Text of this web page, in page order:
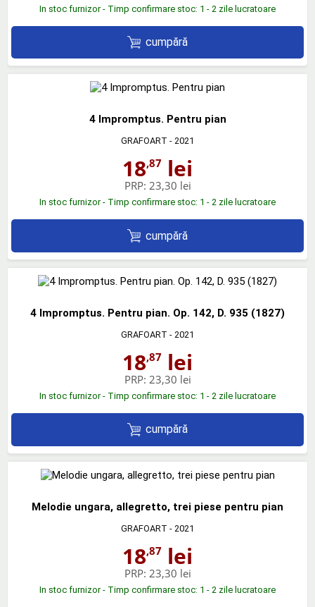
In stoc furnizor - Timp confirmare stoc: 1 - 2 zile lucratoare
cumpără
4 Impromptus. Pentru pian
GRAFOART - 2021
18,87 lei
PRP: 23,30 lei
In stoc furnizor - Timp confirmare stoc: 1 - 2 zile lucratoare
cumpără
4 Impromptus. Pentru pian. Op. 142, D. 935 (1827)
GRAFOART - 2021
18,87 lei
PRP: 23,30 lei
In stoc furnizor - Timp confirmare stoc: 1 - 2 zile lucratoare
cumpără
Melodie ungara, allegretto, trei piese pentru pian
GRAFOART - 2021
18,87 lei
PRP: 23,30 lei
In stoc furnizor - Timp confirmare stoc: 1 - 2 zile lucratoare